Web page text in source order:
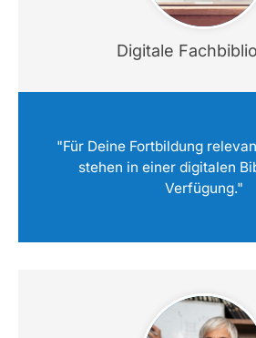
"Für Deine Fortbildung
stehen in einer digitalen
Verfügung."
Digitale